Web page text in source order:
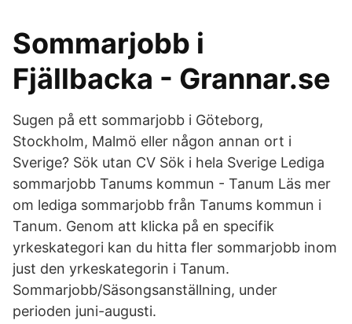
Sommarjobb i
Fjällbacka - Grannar.se
Sugen på ett sommarjobb i Göteborg,
Stockholm, Malmö eller någon annan ort i
Sverige? Sök utan CV Sök i hela Sverige Lediga
sommarjobb Tanums kommun - Tanum Läs mer
om lediga sommarjobb från Tanums kommun i
Tanum. Genom att klicka på en specifik
yrkeskategori kan du hitta fler sommarjobb inom
just den yrkeskategorin i Tanum.
Sommarjobb/Säsongsanställning, under
perioden juni-augusti.